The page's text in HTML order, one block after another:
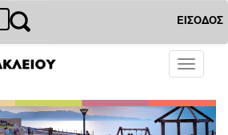
ΕΙΣΟΔΟΣ
Toggle